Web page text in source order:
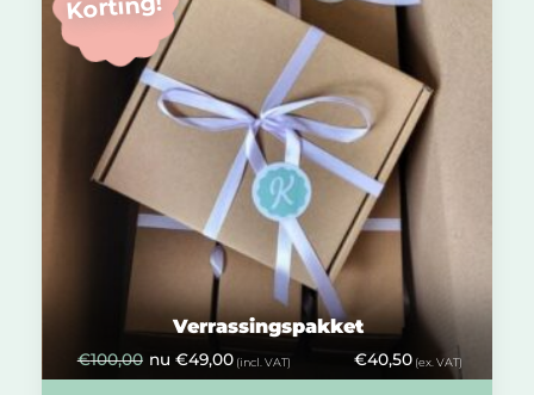
Verrassingspakket
€100,00 nu €49,00(incl. VAT) €40,50 (ex. VAT)